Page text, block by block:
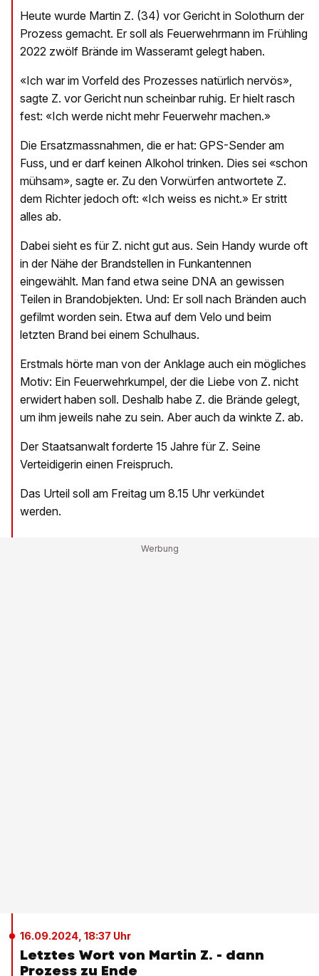
Heute wurde Martin Z. (34) vor Gericht in Solothurn der
Prozess gemacht. Er soll als Feuerwehrmann im Frühling
2022 zwölf Brände im Wasseramt gelegt haben.
«Ich war im Vorfeld des Prozesses natürlich nervös»,
sagte Z. vor Gericht nun scheinbar ruhig. Er hielt rasch
fest: «Ich werde nicht mehr Feuerwehr machen.»
Die Ersatzmassnahmen, die er hat: GPS-Sender am
Fuss, und er darf keinen Alkohol trinken. Dies sei «schon
mühsam», sagte er. Zu den Vorwürfen antwortete Z.
dem Richter jedoch oft: «Ich weiss es nicht.» Er stritt
alles ab.
Dabei sieht es für Z. nicht gut aus. Sein Handy wurde oft
in der Nähe der Brandstellen in Funkantennen
eingewählt. Man fand etwa seine DNA an gewissen
Teilen in Brandobjekten. Und: Er soll nach Bränden auch
gefilmt worden sein. Etwa auf dem Velo und beim
letzten Brand bei einem Schulhaus.
Erstmals hörte man von der Anklage auch ein mögliches
Motiv: Ein Feuerwehrkumpel, der die Liebe von Z. nicht
erwidert haben soll. Deshalb habe Z. die Brände gelegt,
um ihm jeweils nahe zu sein. Aber auch da winkte Z. ab.
Der Staatsanwalt forderte 15 Jahre für Z. Seine
Verteidigerin einen Freispruch.
Das Urteil soll am Freitag um 8.15 Uhr verkündet
werden.
16.09.2024, 18:37 Uhr
Letztes Wort von Martin Z. - dann
Prozess zu Ende